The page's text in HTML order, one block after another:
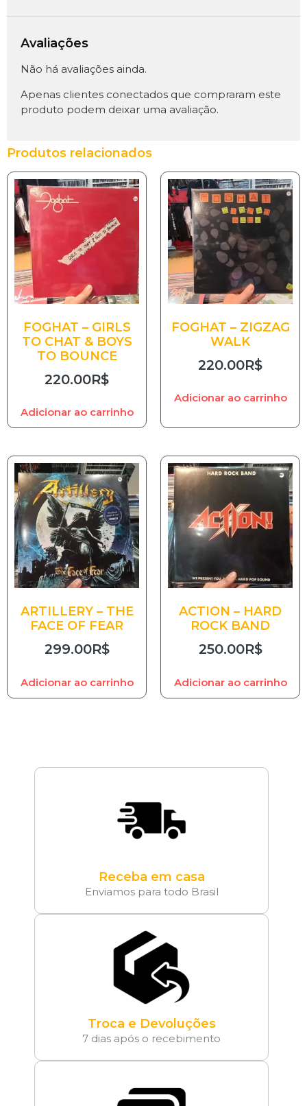
Avaliações
Não há avaliações ainda.
Apenas clientes conectados que compraram este
produto podem deixar uma avaliação.
Produtos relacionados
FOGHAT – GIRLS
TO CHAT & BOYS
TO BOUNCE
220.00R$
Adicionar ao carrinho
FOGHAT – ZIGZAG
WALK
220.00R$
Adicionar ao carrinho
ARTILLERY – THE
FACE OF FEAR
299.00R$
Adicionar ao carrinho
ACTION – HARD
ROCK BAND
250.00R$
Adicionar ao carrinho
Receba em casa
Enviamos para todo Brasil
Troca e Devoluções
7 dias após o recebimento